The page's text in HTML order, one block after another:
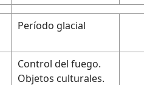
Período glacial
Control del fuego.
Objetos culturales.